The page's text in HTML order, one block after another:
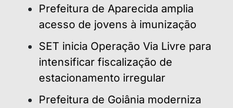
Prefeitura de Aparecida amplia
acesso de jovens à imunização
SET inicia Operação Via Livre para
intensificar fiscalização de
estacionamento irregular
Prefeitura de Goiânia moderniza